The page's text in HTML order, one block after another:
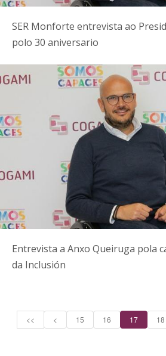
SER Monforte entrevista ao
polo 30 aniversario
Entrevista a Anxo Queiruga pola
da Inclusión
<< < 15 16 17 18